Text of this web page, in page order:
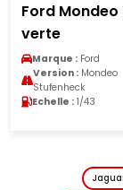
Ford Mondeo
verte
Marque : Ford
Version :Mondeo
Stufenheck
Echelle : 1/43